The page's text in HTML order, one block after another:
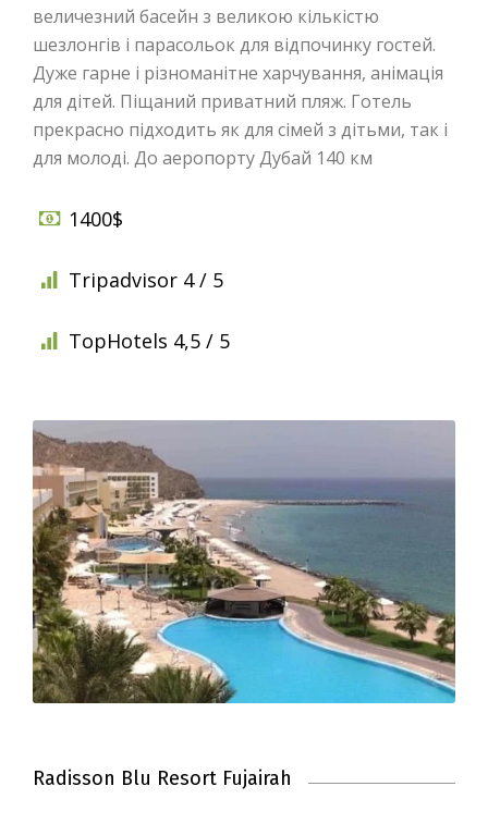
величезний басейн з великою кількістю
шезлонгів і парасольок для відпочинку гостей.
Дуже гарне і різноманітне харчування, анімація
для дітей. Піщаний приватний пляж. Готель
прекрасно підходить як для сімей з дітьми, так і
для молоді. До аеропорту Дубай 140 км
1400$
Tripadvisor 4 / 5
TopHotels 4,5 / 5
Radisson Blu Resort Fujairah